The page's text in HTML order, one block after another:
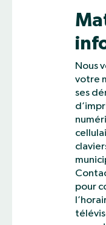
Nous
votre
ses
pour